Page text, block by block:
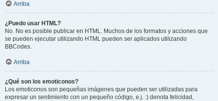
Arriba
¿Puedo usar HTML?
No. No es posible publicar en HTML. Muchos de los formatos y acciones que
se pueden ejecutar utilizando HTML pueden ser aplicados utilizando
BBCodes.
Arriba
¿Qué son los emoticonos?
Los emoticonos son pequeñas imágenes que pueden ser utilizadas para
expresar un sentimiento con un pequeño código, e.j. :) denota felicidad,